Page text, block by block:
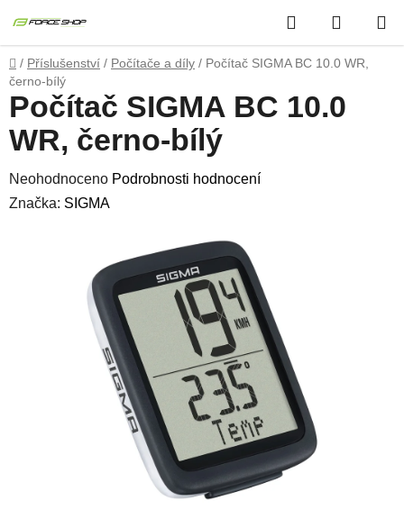
na
obsah
Hledat
KOŠÍK
Domů
/ Příslušenství / Počítače a díly / Počítač SIGMA BC 10.0 WR,
černo-bílý
Počítač SIGMA BC 10.0
WR, černo-bílý
Průměrné
hodnocení
Neohodnoceno Podrobnosti hodnocení
Značka: SIGMA